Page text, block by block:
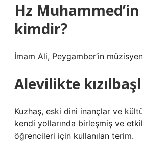
Hz
kimdir?
İmam Ali, Peygamber’in
Alevilikte
Kuzhaş, eski dini inançlar ve
kendi yollarında birleşmiş ve
öğrencileri için kullanılan terim.